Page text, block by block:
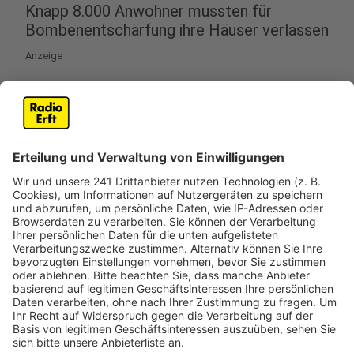
Knapp 8.000 Anwohner mussten für
Bombenentschärfung ihre Häuser verlassen
Anzeige
Gute Nachrichten aus Köln: Der Blindgänger an der
Greinstraße in Sülz ist erfolgreich entschärft worden.
Knapp 8.000 Menschen mussten ihre Häuser
verlassen, sie können jetzt wieder zurückkehren. Auch
die Sperrungen, zum Beispiel der Luxemburger Straße,
werden aufgehoben, der Bahnhof Köln-Süd kann dann
wieder angefahren werden. Und auch die betroffenen
Bahn- und Buslinien können im Anschluss wieder wie
geplant fahren.
Am Donnerstagnachmittag war die Bombe in Köln-Sülz
gefunden worden. Von der Evakuierung waren auch das